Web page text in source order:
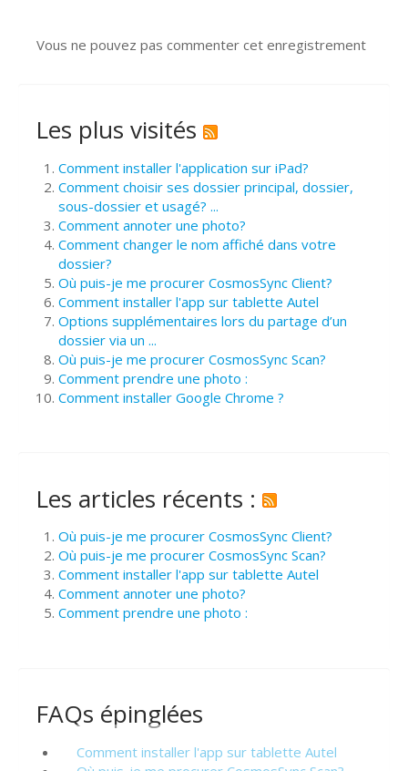
Vous ne pouvez pas commenter cet enregistrement
Les plus visités
Comment installer l'application sur iPad?
Comment choisir ses dossier principal, dossier,
sous-dossier et usagé? ...
Comment annoter une photo?
Comment changer le nom affiché dans votre
dossier?
Où puis-je me procurer CosmosSync Client?
Comment installer l'app sur tablette Autel
Options supplémentaires lors du partage d’un
dossier via un ...
Où puis-je me procurer CosmosSync Scan?
Comment prendre une photo :
Comment installer Google Chrome ?
Les articles récents :
Où puis-je me procurer CosmosSync Client?
Où puis-je me procurer CosmosSync Scan?
Comment installer l'app sur tablette Autel
Comment annoter une photo?
Comment prendre une photo :
FAQs épinglées
Comment installer l'app sur tablette Autel